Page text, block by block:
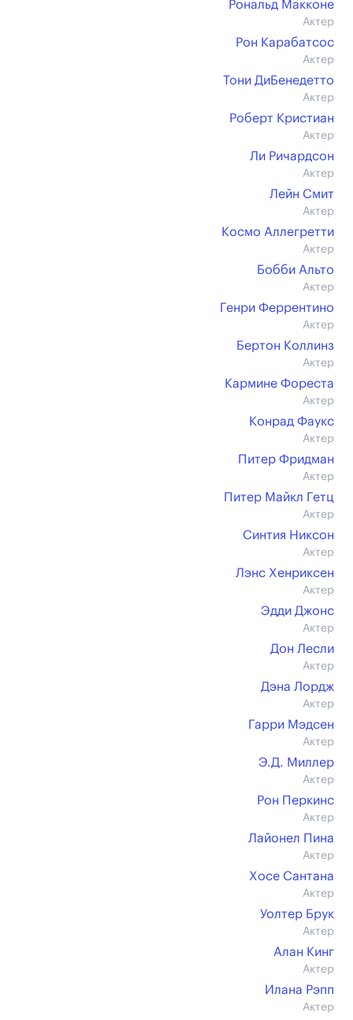
Рональд Макконе
Актер
Рон Карабатсос
Актер
Тони ДиБенедетто
Актер
Роберт Кристиан
Актер
Ли Ричардсон
Актер
Лейн Смит
Актер
Космо Аллегретти
Актер
Бобби Альто
Актер
Генри Феррентино
Актер
Бертон Коллинз
Актер
Кармине Фореста
Актер
Конрад Фаукс
Актер
Питер Фридман
Актер
Питер Майкл Гетц
Актер
Синтия Никсон
Актер
Лэнс Хенриксен
Актер
Эдди Джонс
Актер
Дон Лесли
Актер
Дэна Лордж
Актер
Гарри Мэдсен
Актер
Э.Д. Миллер
Актер
Рон Перкинс
Актер
Лайонел Пина
Актер
Хосе Сантана
Актер
Уолтер Брук
Актер
Алан Кинг
Актер
Илана Рэпп
Актер